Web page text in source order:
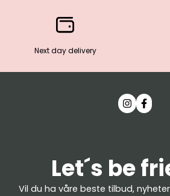
Next day delivery
Let´s be
Vil du ha våre beste tilbud,